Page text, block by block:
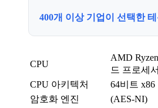
400개 이상 기업이 선택한
CPU
AMD
드 프로세
CPU 아키텍처
64비트 x86
암호화 엔진
(AES-NI)